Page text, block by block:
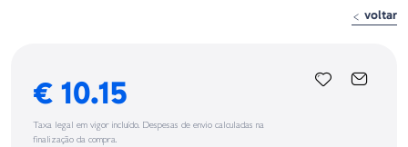
voltar
€ 10.15
Taxa legal em vigor incluído. Despesas de envio calculadas na
finalização da compra.